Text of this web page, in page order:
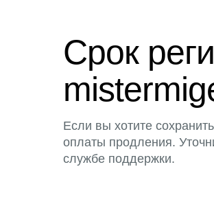
Срок
Если вы хотите
оплаты продления.
службе поддержки.